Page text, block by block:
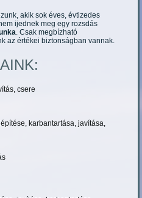
akik sok éves, évtizedes
ijednek meg egy rozsdás
. Csak megbízható
az értékei biztonságban vannak.
csere
karbantartása, javítása,